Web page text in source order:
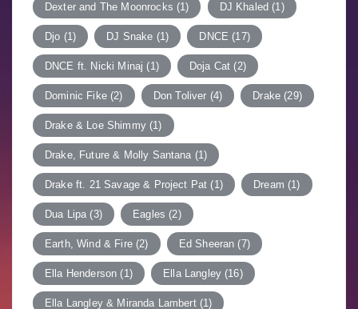
Dexter and The Moonrocks (1) DJ Khaled (1)
Djo (1) DJ Snake (1) DNCE (17)
DNCE ft. Nicki Minaj (1) Doja Cat (2)
Dominic Fike(2) Don Toliver (4) Drake (29)
Drake & Loe Shimmy(1)
Drake, Future & Molly Santana (1)
Drake ft. 21 Savage & Project Pat (1) Dream (1)
Dua Lipa (3) Eagles (2)
Earth, Wind & Fire(2) Ed Sheeran (7)
Ella Henderson (1) Ella Langley(16)
Ella Langley & Miranda Lambert(1)